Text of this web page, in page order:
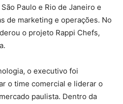
Paulo e Rio de Janeiro e
de marketing e operações. No
o projeto Rappi Chefs,
o executivo foi
o time comercial e liderar o
paulista. Dentro da